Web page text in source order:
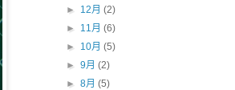
► 12月(2)
► 11月(6)
► 10月(5)
►9月(2)
►8月(5)